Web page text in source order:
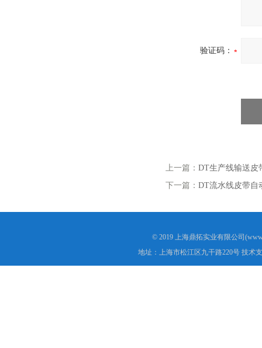
验证码：
上一篇： DT生产线输送皮
下一篇： DT流水线皮带自
© 2019 上海鼎拓实业有限公司
地址：上海市松江区九干路220号 技术